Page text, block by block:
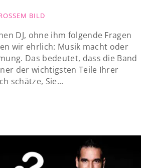
BILD
DJ, ohne ihm folgende Fragen
wir ehrlich: Musik macht oder
Das bedeutet, dass die Band
der wichtigsten Teile Ihrer
schätze, Sie...